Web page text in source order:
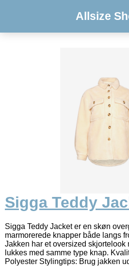
Allsize
Sigga Teddy
Sigga Teddy Jacket er en skøn
marmorerede knapper både langs
Jakken har et oversized skjortelook
lukkes med samme type knap.
Polyester Stylingtips: Brug jakken